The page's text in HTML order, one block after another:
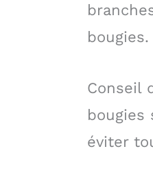
bougies.
Conseil
bougies
éviter